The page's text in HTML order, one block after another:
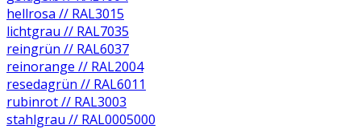
hellrosa // RAL3015
lichtgrau // RAL7035
reingrün // RAL6037
reinorange // RAL2004
resedagrün // RAL6011
rubinrot // RAL3003
stahlgrau // RAL0005000